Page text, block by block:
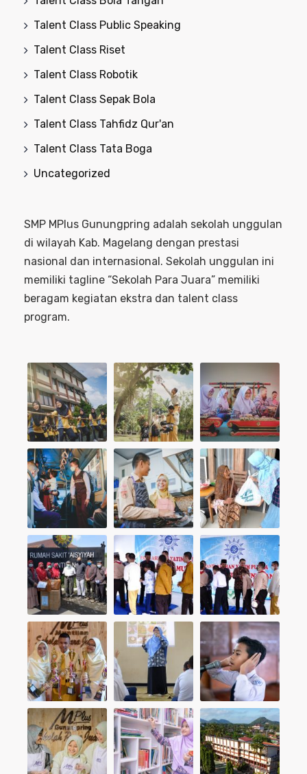
Talent Class Public Speaking
Talent Class Riset
Talent Class Robotik
Talent Class Sepak Bola
Talent Class Tahfidz Qur'an
Talent Class Tata Boga
Uncategorized
SMP MPlus Gunungpring adalah sekolah unggulan
di wilayah Kab. Magelang dengan prestasi
nasional dan internasional. Sekolah unggulan ini
memiliki tagline “Sekolah Para Juara” memiliki
beragam kegiatan ekstra dan talent class
program.